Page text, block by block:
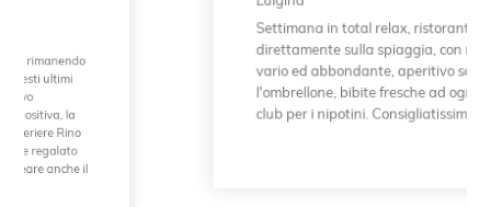
Settimana in total relax, ristorante
direttamente sulla spiaggia, con menù molto
vario ed abbondante, aperitivo sotto
l'ombrellone, bibite fresche ad ogni ora e mini
club per i nipotini. Consigliatissimo!!!